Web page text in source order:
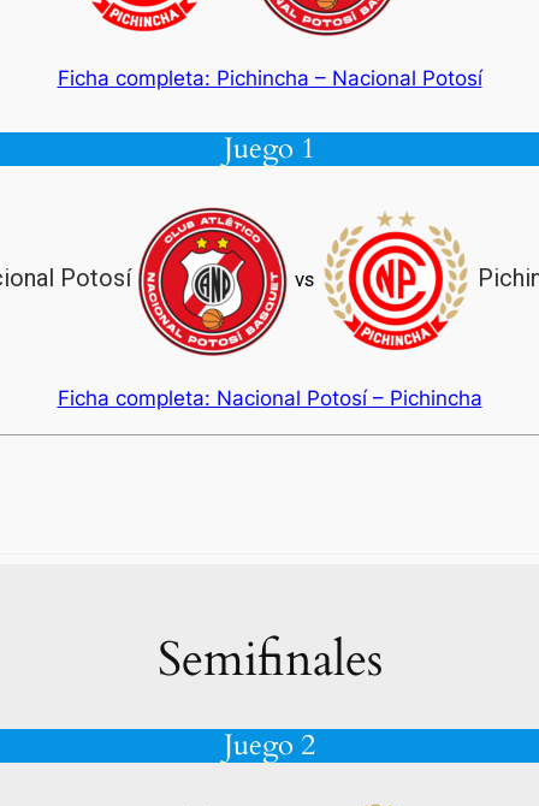
Ficha completa: Pichincha – Nacional Potosí
Juego 1
Potosí vs
Ficha completa: Nacional Potosí – Pichincha
Semifinales
Juego 2